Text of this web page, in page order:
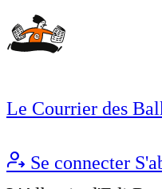
Le Courrier des
Se connecter